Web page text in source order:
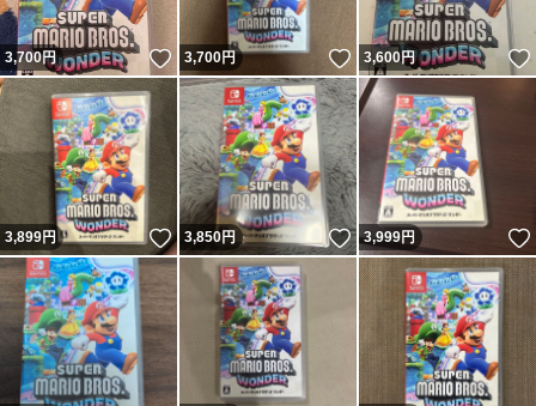
3,700円 いいね！
3,700円 いいね！
3,600円
3,899円 いいね！
3,850円 いいね！
3,999円